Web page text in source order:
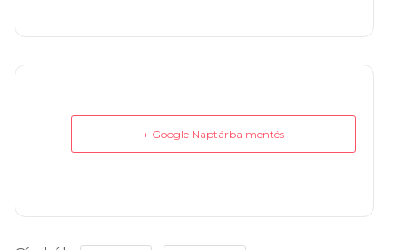
+ Google Naptárba mentés